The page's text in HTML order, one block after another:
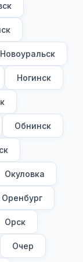
Новоуральск
Ногинск
Обнинск
Окуловка
Оренбург
Орск
Очер